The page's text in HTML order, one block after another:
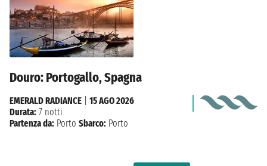
Douro: Portogallo, Spagna
EMERALD RADIANCE
15 AGO 2026
Durata: 7 notti
Partenza da: Porto Sbarco: Porto